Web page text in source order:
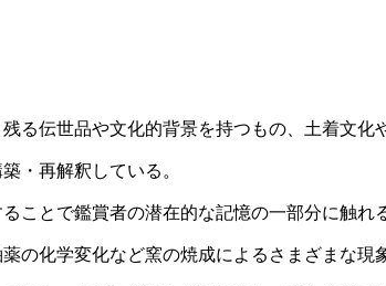
る伝世品や文化的背景を持つもの、土着文
・再解釈している。
ことで鑑賞者の潜在的な記憶の一部分に触れ
の化学変化など窯の焼成によるさまざまな現